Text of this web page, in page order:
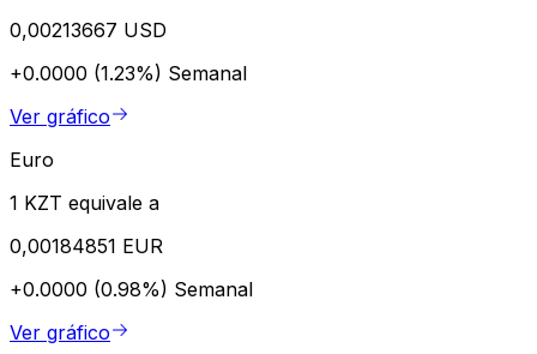
0,00213667 USD
+0.0000 (1.23%) Semanal
Ver gráfico
Euro
1 KZT equivale a
0,00184851 EUR
+0.0000 (0.98%) Semanal
Ver gráfico